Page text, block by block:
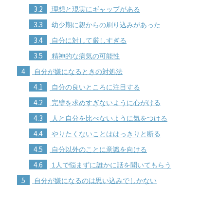
3.2 理想と現実にギャップがある
3.3 幼少期に親からの刷り込みがあった
3.4 自分に対して厳しすぎる
3.5 精神的な病気の可能性
4 自分が嫌になるときの対処法
4.1 自分の良いところに注目する
4.2 完璧を求めすぎないように心がける
4.3 人と自分を比べないように気をつける
4.4 やりたくないことははっきりと断る
4.5 自分以外のことに意識を向ける
4.6 1人で悩まずに誰かに話を聞いてもらう
5 自分が嫌になるのは思い込みでしかない